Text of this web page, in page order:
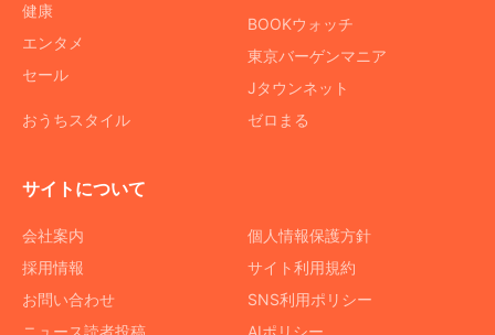
健康
エンタメ
セール
おうちスタイル
BOOKウォッチ
東京バーゲンマニア
Jタウンネット
ゼロまる
サイトについて
会社案内
採用情報
お問い合わせ
ニュース読者投稿
個人情報保護方針
サイト利用規約
SNS利用ポリシー
AIポリシー